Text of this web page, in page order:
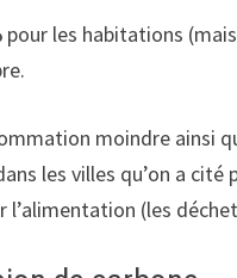
pour les habitations
moindre ainsi
les villes qu’on a
l’alimentation (les